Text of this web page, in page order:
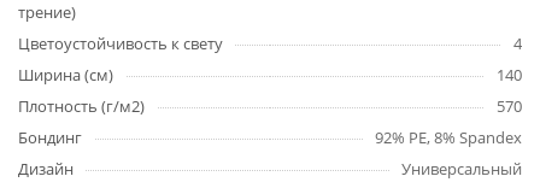
трение)
Цветоустойчивость к свету
4
Ширина (см)
140
Плотность (г/м2)
570
Бондинг
92% PE, 8% Spandex
Дизайн
Универсальный